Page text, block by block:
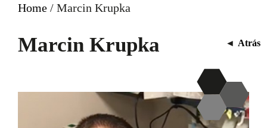
Home / Marcin Krupka
Marcin Krupka ◄ Atrás